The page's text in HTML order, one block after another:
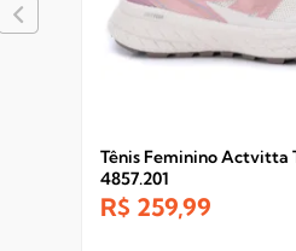
Tênis Feminino Actvitta
4857.201
R$ 259,99